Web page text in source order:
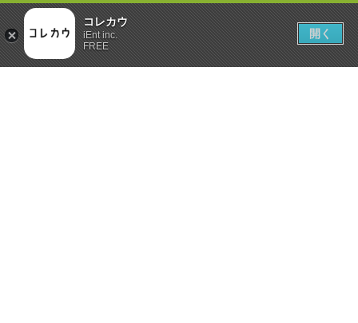
コレカウ
iEnt inc.
FREE
開く